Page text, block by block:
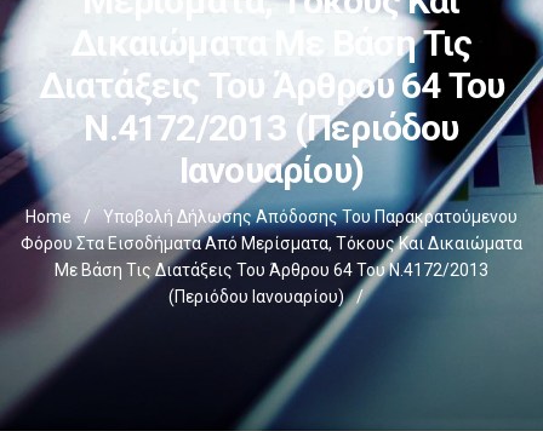
Δικαιώματα Με Βάση Τις
Διατάξεις Του Άρθρου 64 Του
Ν.4172/2013 (περιόδου
Ιανουαρίου)
Home /
Υποβολή Δήλωσης Απόδοσης Του Παρακρατούμενου
Φόρου Στα Εισοδήματα Από Μερίσματα, Τόκους Και Δικαιώματα
Με Βάση Τις Διατάξεις Του Άρθρου 64 Του Ν.4172/2013
(περιόδου Ιανουαρίου)
/